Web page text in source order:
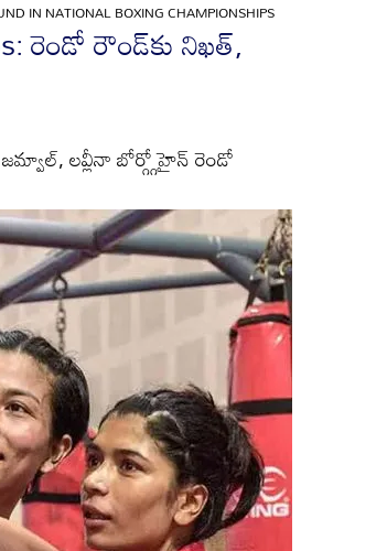
IN NATIONAL BOXING CHAMPIONSHIPS
రెండో రౌండ్‌కు నిఖత్‌,
లవ్లీనా బోర్గ్గోహైన్‌ రెండో